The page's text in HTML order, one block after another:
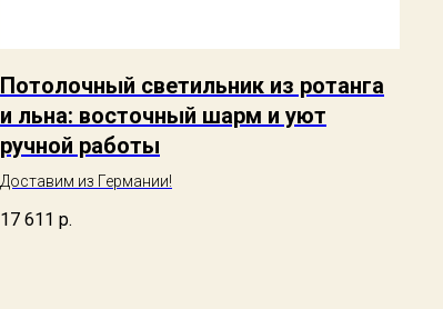
Потолочный светильник из ротанга
и льна: восточный шарм и уют
ручной работы
Доставим из Германии!
17 611 р.